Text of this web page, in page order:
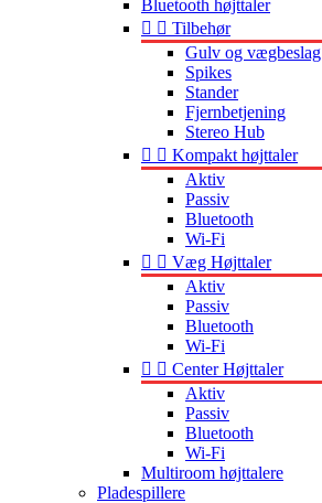
Bluetooth højttaler
  Tilbehør
Gulv og vægbeslag
Spikes
Stander
Fjernbetjening
Stereo Hub
  Kompakt højttaler
Aktiv
Passiv
Bluetooth
Wi-Fi
  Væg Højttaler
Aktiv
Passiv
Bluetooth
Wi-Fi
  Center Højttaler
Aktiv
Passiv
Bluetooth
Wi-Fi
Multiroom højttalere
Pladespillere